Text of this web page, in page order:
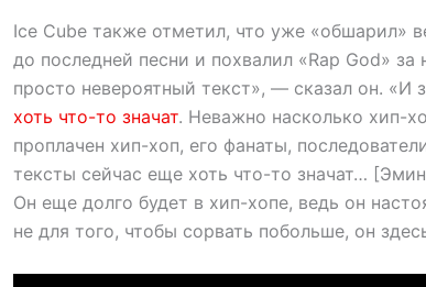
Ice Cube также отметил, что уже «обшарил»
до последней песни и похвалил «Rap God» за
просто невероятный текст», — сказал он. «И
хоть что-то значат. Неважно насколько хип-
проплачен хип-хоп, его фанаты,
тексты сейчас еще хоть что-то значат…
Он еще долго будет в хип-хопе, ведь он
не для того, чтобы сорвать побольше, он